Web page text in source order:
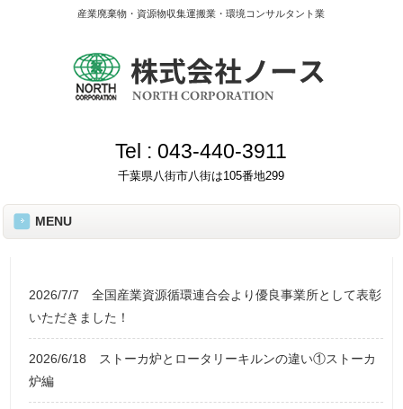
産業廃棄物・資源物収集運搬業・環境コンサルタント業
Tel : 043-440-3911
千葉県八街市八街は105番地299
MENU
2026/7/7
全国産業資源循環連合会より優良事業所として表彰
いただきました！
2026/6/18
ストーカ炉とロータリーキルンの違い①ストーカ
炉編